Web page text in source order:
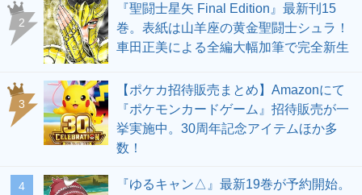
2
『聖闘士星矢 Final Edition』最新刊15
巻。表紙は山羊座の黄金聖闘士シュラ！
車田正美による全編大幅加筆で完全新生
3
【ポケカ招待販売まとめ】Amazonにて
『ポケモンカードゲーム』招待販売が一
挙実施中。30周年記念アイテムほか多
数！
4
『ゆるキャン△』最新19巻が予約開始。